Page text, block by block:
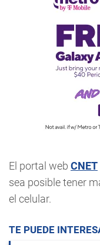
El portal web CNET
sea posible tener
el celular.
TE PUEDE